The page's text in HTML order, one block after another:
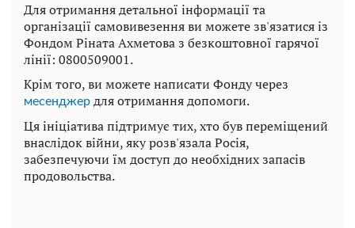
Для отримання детальної інформації та
організації самовивезення ви можете зв'язатися із
Фондом Ріната Ахметова з безкоштовної гарячої
лінії: 0800509001.
Крім того, ви можете написати Фонду через
месенджер для отримання допомоги.
Ця ініціатива підтримує тих, хто був переміщений
внаслідок війни, яку розв'язала Росія,
забезпечуючи їм доступ до необхідних запасів
продовольства.